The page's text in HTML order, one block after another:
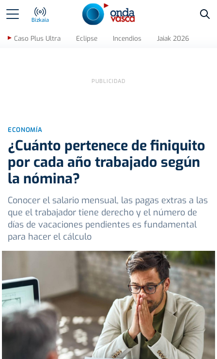
Bizkaia
Caso Plus Ultra Eclipse Incendios Jaiak 2026
ECONOMÍA
¿Cuánto pertenece de finiquito
por cada año trabajado según
la nómina?
Conocer el salario mensual, las pagas extras a las
que el trabajador tiene derecho y el número de
días de vacaciones pendientes es fundamental
para hacer el cálculo